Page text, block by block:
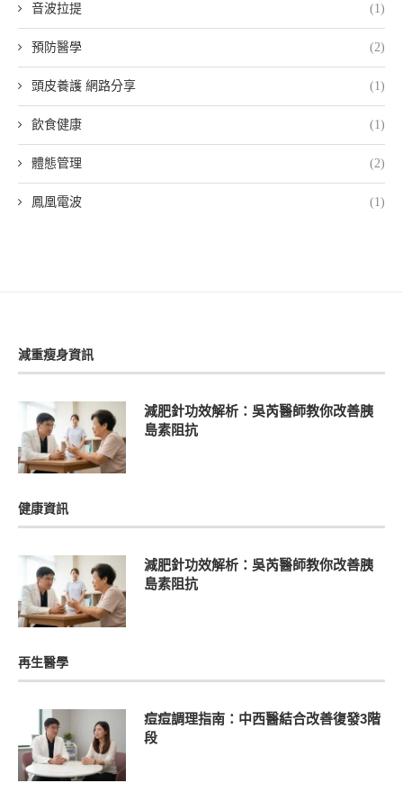
音波拉提 (1)
預防醫學 (2)
頭皮養護 網路分享 (1)
飲食健康 (1)
體態管理 (2)
鳳凰電波 (1)
減重瘦身資訊
減肥針功效解析：吳芮醫師教你改善胰
島素阻抗
健康資訊
減肥針功效解析：吳芮醫師教你改善胰
島素阻抗
再生醫學
痘痘調理指南：中西醫結合改善復發3階
段